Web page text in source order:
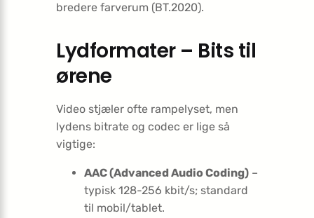
bredere farverum (BT.2020).
Lydformater – Bits til
ørene
Video stjæler ofte rampelyset, men
lydens bitrate og codec er lige så
vigtige:
AAC (Advanced Audio Coding) –
typisk 128-256 kbit/s; standard
til mobil/tablet.